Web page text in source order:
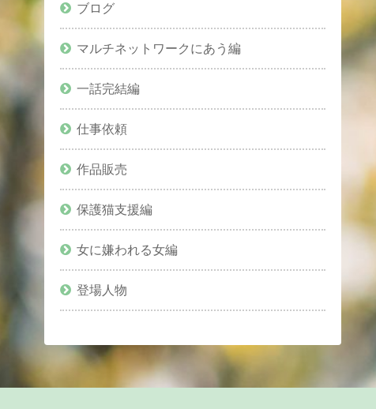
ブログ
マルチネットワークにあう編
一話完結編
仕事依頼
作品販売
保護猫支援編
女に嫌われる女編
登場人物